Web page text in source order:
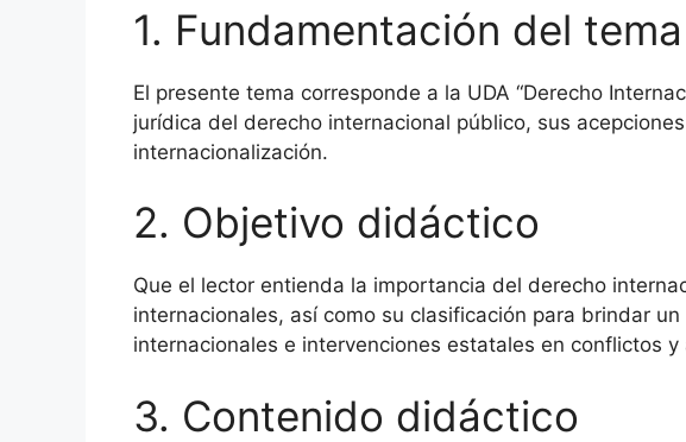
1. Fundamentación del tema
El presente tema corresponde a la UDA “Derecho
jurídica del derecho internacional público, sus
internacionalización.
2. Objetivo didáctico
Que el lector entienda la importancia del derecho
internacionales, así como su clasificación para brindar
internacionales e intervenciones estatales en conflictos y
3. Contenido didáctico